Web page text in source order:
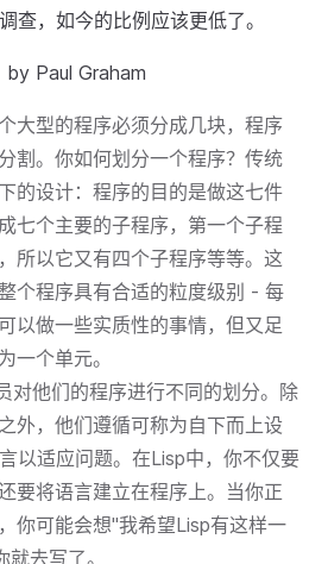
查，如今的比例应该更低了。
by Paul Graham
大型的程序必须分成几块，程序
割。你如何划分一个程序？传统
的设计：程序的目的是做这七件
七个主要的子程序，第一个子程
所以它又有四个子程序等等。这
个程序具有合适的粒度级别 - 每
以做一些实质性的事情，但又足
一个单元。
对他们的程序进行不同的划分。除
外，他们遵循可称为自下而上设
以适应问题。在Lisp中，你不仅要
要将语言建立在程序上。当你正
你可能会想"我希望Lisp有这样一
去写了。